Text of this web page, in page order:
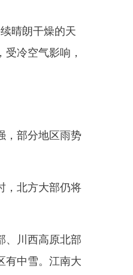
晴朗干燥的天
冷空气影响，
部分地区雨势
北方大部仍将
川西高原北部
有中雪。江南大